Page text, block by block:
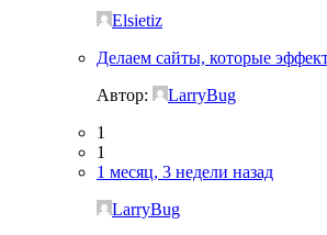
Elsietiz
Делаем сайты, которые
Автор:
LarryBug
1
1
1 месяц, 3 недели назад
LarryBug